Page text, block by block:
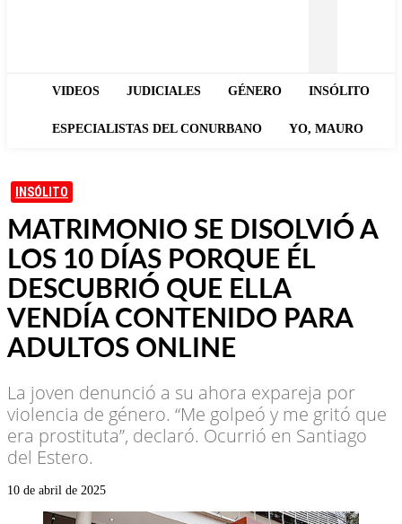
VIDEOS JUDICIALES GÉNERO INSÓLITO
ESPECIALISTAS DEL CONURBANO YO, MAURO
INSÓLITO
MATRIMONIO SE DISOLVIÓ A
LOS 10 DÍAS PORQUE ÉL
DESCUBRIÓ QUE ELLA
VENDÍA CONTENIDO PARA
ADULTOS ONLINE
La joven denunció a su ahora expareja por
violencia de género. “Me golpeó y me gritó que
era prostituta”, declaró. Ocurrió en Santiago
del Estero.
10 de abril de 2025